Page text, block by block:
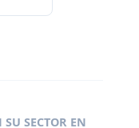
SECTOR EN